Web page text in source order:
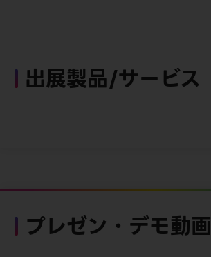
出展製品/サービス
プレゼン・デモ動画